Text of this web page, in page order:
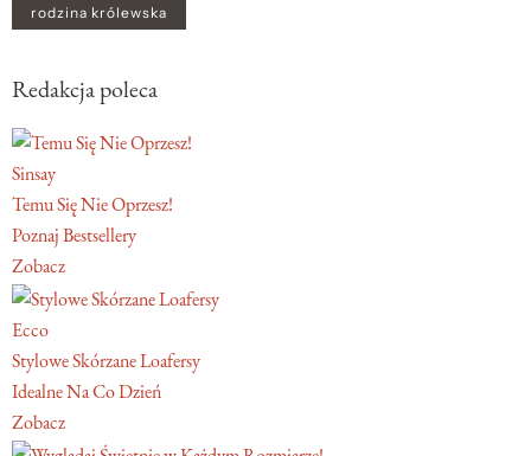
rodzina królewska
Redakcja poleca
Sinsay
Temu Się Nie Oprzesz!
Poznaj Bestsellery
Zobacz
Ecco
Stylowe Skórzane Loafersy
Idealne Na Co Dzień
Zobacz